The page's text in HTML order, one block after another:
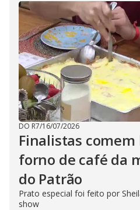
DO R7/16/07/2026
Finalistas
forno de café da
do Patrão
Prato especial foi feito por
show